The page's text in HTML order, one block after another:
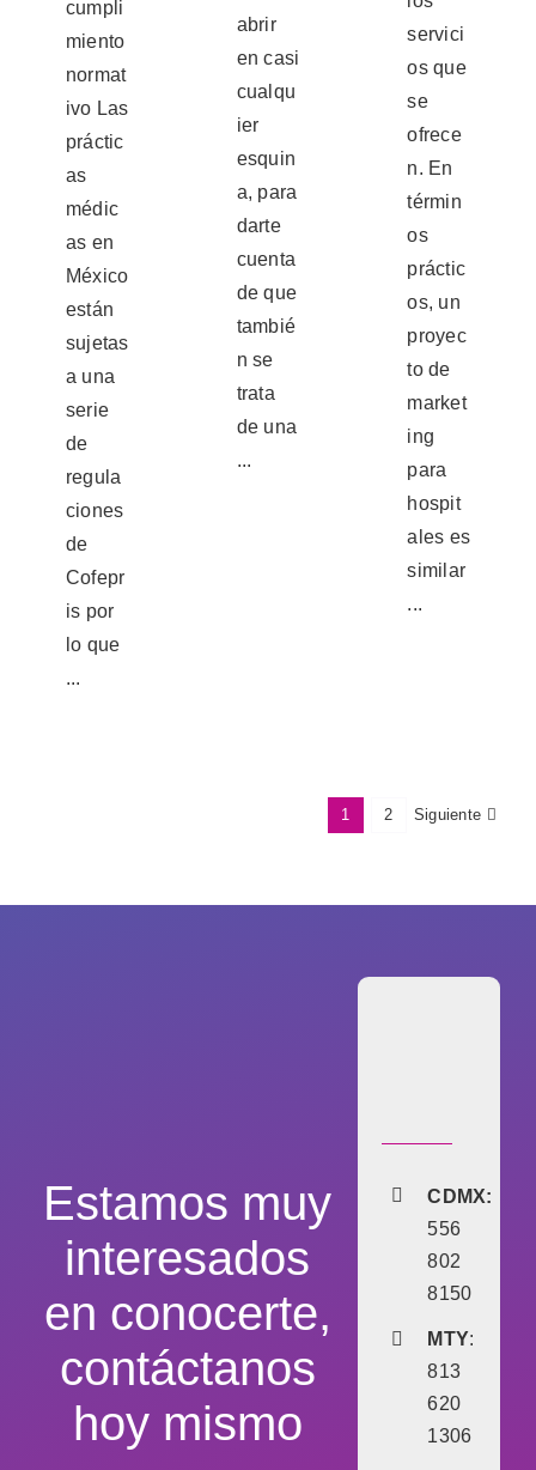
cumpli
miento
normat
ivo Las
práctic
as
médic
as en
México
están
sujetas
a una
serie
de
regula
ciones
de
Cofepr
is por
lo que
...
abrir
en casi
cualqu
ier
esquin
a, para
darte
cuenta
de que
tambié
n se
trata
de una
...
servici
os que
se
ofrece
n. En
términ
os
práctic
os, un
proyec
to de
market
ing
para
hospit
ales es
similar
...
1 2 Siguiente
Estamos muy
interesados
en conocerte,
contáctanos
hoy mismo
CDMX:
556
802
8150
MTY:
813
620
1306